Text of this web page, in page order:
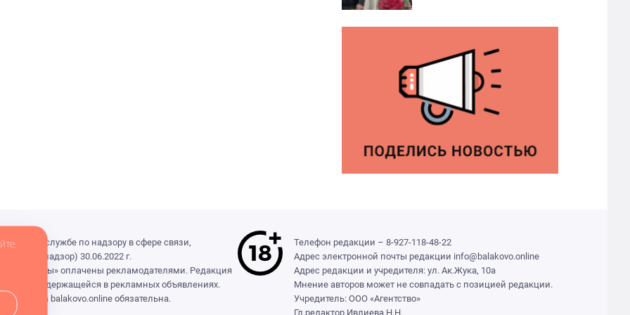
службе по надзору в сфере связи,
30.06.2022 г.
«Выборы» оплачены рекламодателями. Редакция
содержащейся в рекламных объявлениях.
на balakovo.online обязательна.
Телефон редакции – 8-927-118-48-22
Адрес электронной почты редакции info@balakovo.online
Адрес редакции и учредителя: ул. Ак.Жука, 10а
Мнение авторов может не совпадать с позицией редакции.
Учредитель: ООО «Агентство»
Гл.редактор Ивлиева Н.Н.